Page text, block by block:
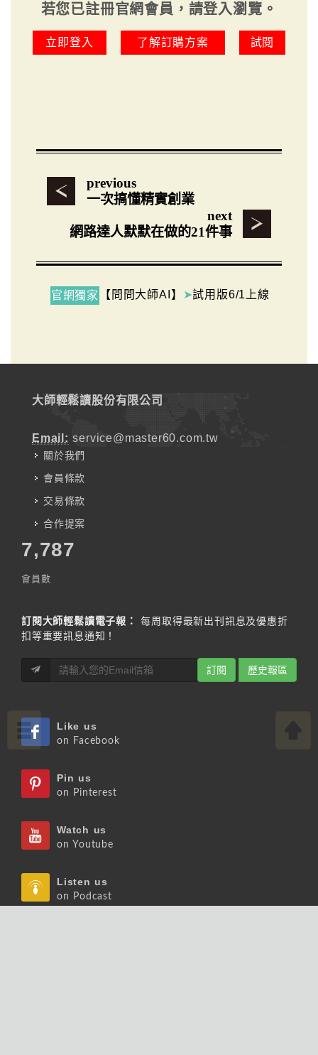
若您已註冊官網會員，請登入瀏覽。
立即登入 了解訂購方案 試閱
previous
一次搞懂精實創業
next
網路達人默默在做的21件事
官網獨家 【問問大師AI】 ➤試用版6/1上線
大師輕鬆讀股份有限公司
Email: service@master60.com.tw
關於我們
會員條款
交易條款
合作提案
7,787
會員數
訂閱大師輕鬆讀電子報：
每周取得最新出刊訊息及優惠折
扣等重要訊息通知！
訂閱 歷史報區
Like us
on Facebook
Pin us
on Pinterest
Watch us
on Youtube
Listen us
on Podcast